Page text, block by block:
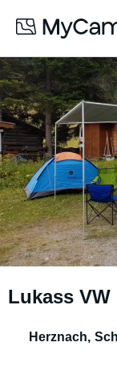
Lukass VW
Herznach,